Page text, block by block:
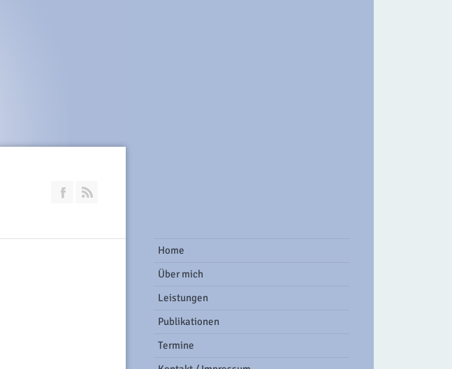
Join our Facebook Group
Home
Über mich
Leistungen
Publikationen
Termine